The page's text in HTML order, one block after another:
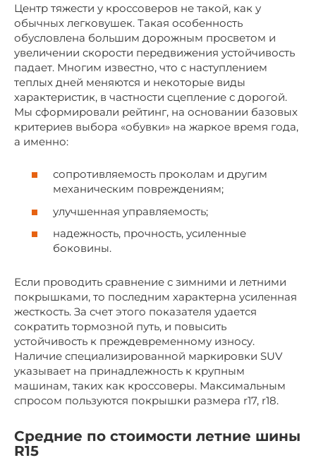
Центр тяжести у кроссоверов не такой, как у
обычных легковушек. Такая особенность
обусловлена большим дорожным просветом и
увеличении скорости передвижения устойчивость
падает. Многим известно, что с наступлением
теплых дней меняются и некоторые виды
характеристик, в частности сцепление с дорогой.
Мы сформировали рейтинг, на основании базовых
критериев выбора «обувки» на жаркое время года,
а именно:
сопротивляемость проколам и другим
механическим повреждениям;
улучшенная управляемость;
надежность, прочность, усиленные
боковины.
Если проводить сравнение с зимними и летними
покрышками, то последним характерна усиленная
жесткость. За счет этого показателя удается
сократить тормозной путь, и повысить
устойчивость к преждевременному износу.
Наличие специализированной маркировки SUV
указывает на принадлежность к крупным
машинам, таких как кроссоверы. Максимальным
спросом пользуются покрышки размера r17, r18.
Средние по стоимости летние шины
R15